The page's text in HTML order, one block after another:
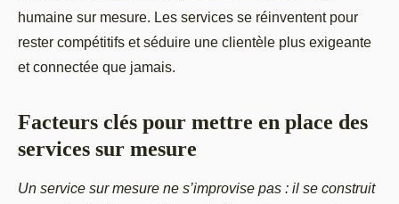
humaine sur mesure. Les services se réinventent pour
rester compétitifs et séduire une clientèle plus exigeante
et connectée que jamais.
Facteurs clés pour mettre en place des
services sur mesure
Un service sur mesure ne s’improvise pas : il se construit